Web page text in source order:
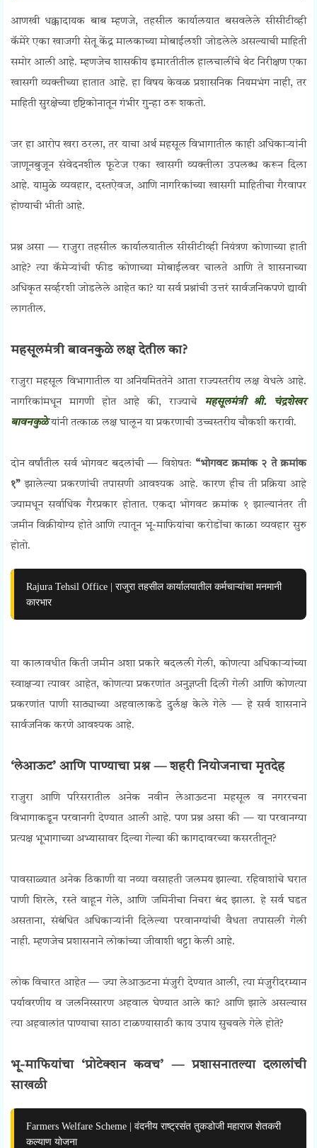
आणखी धक्कादायक बाब म्हणजे, तहसील कार्यालयात बसवलेले सीसीटीव्ही
कॅमेरे एका खाजगी सेतू केंद्र मालकाच्या मोबाईलशी जोडलेले असल्याची माहिती
समोर आली आहे. म्हणजेच शासकीय इमारतीतील हालचालींचे थेट निरीक्षण एका
खासगी व्यक्तीच्या हातात आहे. हा विषय केवळ प्रशासनिक नियमभंग नाही, तर
माहिती सुरक्षेच्या दृष्टिकोनातून गंभीर गुन्हा ठरू शकतो.
जर हा आरोप खरा ठरला, तर याचा अर्थ महसूल विभागातील काही अधिकाऱ्यांनी
जाणूनबुजून संवेदनशील फूटेज एका खासगी व्यक्तीला उपलब्ध करून दिला
आहे. यामुळे व्यवहार, दस्तऐवज, आणि नागरिकांच्या खासगी माहितीचा गैरवापर
होण्याची भीती आहे.
प्रश्न असा — राजुरा तहसील कार्यालयातील सीसीटीव्ही नियंत्रण कोणाच्या हाती
आहे? त्या कॅमेऱ्यांची फीड कोणाच्या मोबाईलवर चालते आणि ते शासनाच्या
अधिकृत सर्व्हरशी जोडलेले आहेत का? या सर्व प्रश्नांची उत्तरं सार्वजनिकपणे द्यावी
लागतील.
महसूलमंत्री बावनकुळे लक्ष देतील का?
राजुरा महसूल विभागातील या अनियमिततेने आता राज्यस्तरीय लक्ष वेधले आहे.
नागरिकांमधून मागणी होत आहे की, राज्याचे
महसूलमंत्री श्री. चंद्रशेखर
बावनकुळेयांनी तत्काळ लक्ष घालून या प्रकरणाची उच्चस्तरीय चौकशी करावी.
दोन वर्षांतील सर्व भोगवट बदलांची — विशेषतः “भोगवट क्रमांक २ ते क्रमांक
१” झालेल्या प्रकरणांची तपासणी आवश्यक आहे. कारण हीच ती प्रक्रिया आहे
ज्यामधून सर्वाधिक गैरप्रकार होतात. एकदा भोगवट क्रमांक १ झाल्यानंतर ती
जमीन विक्रीयोग्य होते आणि त्यातून भू-माफियांचा करोडोंचा काळा व्यवहार सुरु
होतो.
Rajura Tehsil Office | राजुरा तहसील कार्यालयातील कर्मचाऱ्यांचा मनमानी
कारभार
या कालावधीत किती जमीन अशा प्रकारे बदलली गेली, कोणत्या अधिकाऱ्यांच्या
स्वाक्षऱ्या त्यावर आहेत, कोणत्या प्रकरणांत अनुज्ञप्ती दिली गेली आणि कोणत्या
प्रकरणांत पाणी साठ्याच्या अहवालाकडे दुर्लक्ष केले गेले — हे सर्व शासनाने
सार्वजनिक करणे आवश्यक आहे.
‘लेआऊट’ आणि पाण्याचा प्रश्न — शहरी नियोजनाचा मृतदेह
राजुरा आणि परिसरातील अनेक नवीन लेआऊटना महसूल व नगररचना
विभागाकडून परवानगी देण्यात आली आहे. पण प्रश्न असा की — या परवानग्या
प्रत्यक्ष भूभागाच्या अभ्यासावर दिल्या गेल्या की कागदावरच्या कसरतीतून?
पावसाळ्यात अनेक ठिकाणी या नव्या वसाहती जलमय झाल्या. रहिवाशांचे घरात
पाणी शिरले, रस्ते वाहून गेले, आणि जमिनीचा निचरा बंद झाला. हे सर्व घडत
असताना, संबंधित अधिकाऱ्यांनी दिलेल्या परवानग्यांची वैधता तपासली गेली
नाही. म्हणजेच प्रशासनाने लोकांच्या जीवाशी थट्टा केली आहे.
लोक विचारत आहेत — ज्या लेआऊटना मंजुरी देण्यात आली, त्या मंजुरीदरम्यान
पर्यावरणीय व जलनिस्सारण अहवाल घेण्यात आले का? आणि झाले असल्यास
त्या अहवालांत पाण्याचा साठा टाळण्यासाठी काय उपाय सुचवले गेले होते?
भू-माफियांचा ‘प्रोटेक्शन कवच’ — प्रशासनातल्या दलालांची
साखळी
Farmers Welfare Scheme | वंदनीय राष्ट्रसंत तुकडोजी महाराज शेतकरी
कल्याण योजना